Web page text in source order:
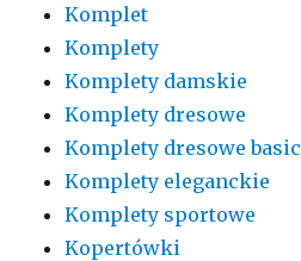
Komplet
Komplety
Komplety damskie
Komplety dresowe
Komplety dresowe basic
Komplety eleganckie
Komplety sportowe
Kopertówki